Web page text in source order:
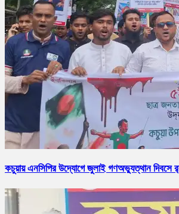
কচুয়ায় এনসিপির উদ্যোগে জুলাই গণঅভ্যুত্থান দিবসে